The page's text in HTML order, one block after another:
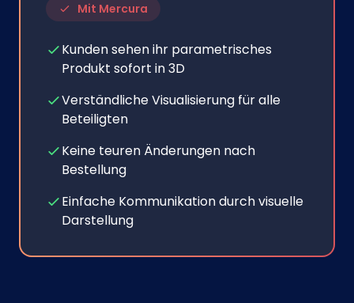
Mit Mercura
Kunden sehen ihr parametrisches
Produkt sofort in 3D
Verständliche Visualisierung für alle
Beteiligten
Keine teuren Änderungen nach
Bestellung
Einfache Kommunikation durch visuelle
Darstellung